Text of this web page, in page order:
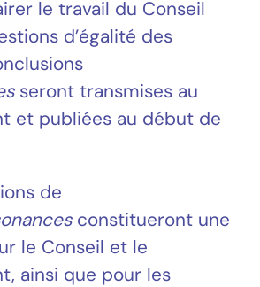
le travail du Conseil
d’égalité des
seront transmises au
et publiées au début de
de
constitueront une
le Conseil et le
ainsi que pour les